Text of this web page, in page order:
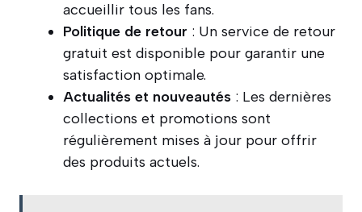
accueillir tous les fans.
Politique de retour : Un service de retour
gratuit est disponible pour garantir une
satisfaction optimale.
Actualités et nouveautés : Les dernières
collections et promotions sont
régulièrement mises à jour pour offrir
des produits actuels.